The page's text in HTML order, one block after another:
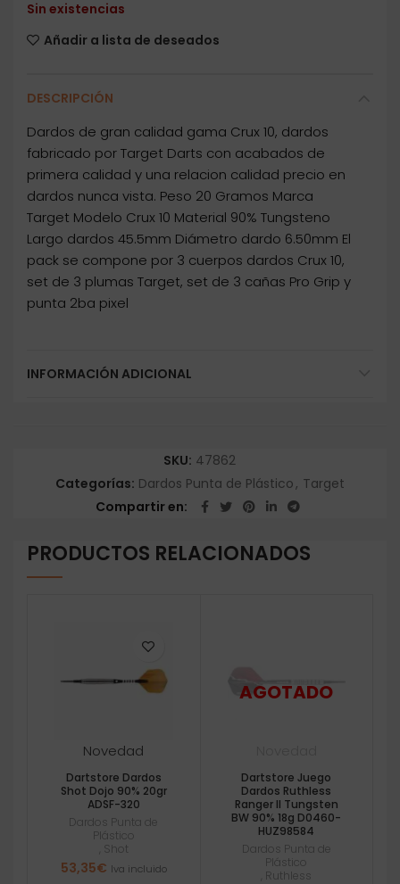
Sin existencias
Añadir a lista de deseados
DESCRIPCIÓN
Dardos de gran calidad gama Crux 10, dardos
fabricado por Target Darts con acabados de
primera calidad y una relacion calidad precio en
dardos nunca vista. Peso 20 Gramos Marca
Target Modelo Crux 10 Material 90% Tungsteno
Largo dardos 45.5mm Diámetro dardo 6.50mm El
pack se compone por 3 cuerpos dardos Crux 10,
set de 3 plumas Target, set de 3 cañas Pro Grip y
punta 2ba pixel
INFORMACIÓN ADICIONAL
SKU: 47862
Categorías: Dardos Punta de Plástico, Target
Compartir en
PRODUCTOS RELACIONADOS
Novedad
Dartstore Dardos
Shot Dojo 90% 20gr
ADSF-320
Dardos Punta de
Plástico
Shot
53,35€ Iva incluido
Dartstore Juego
Dardos Ruthless
Ranger II Tungsten
BW 90% 18g D0460-
HUZ98584
Dardos Punta de
Plástico
Ruthless